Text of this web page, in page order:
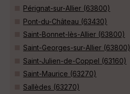
Pérignat-sur-Allier (63800)
Pont-du-Château (63430)
Saint-Bonnet-lès-Allier (63800)
Saint-Georges-sur-Allier (63800)
Saint-Julien-de-Coppel (63160)
Saint-Maurice (63270)
Sallèdes (63270)